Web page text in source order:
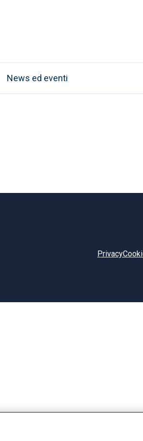
News ed eventi
Privacy